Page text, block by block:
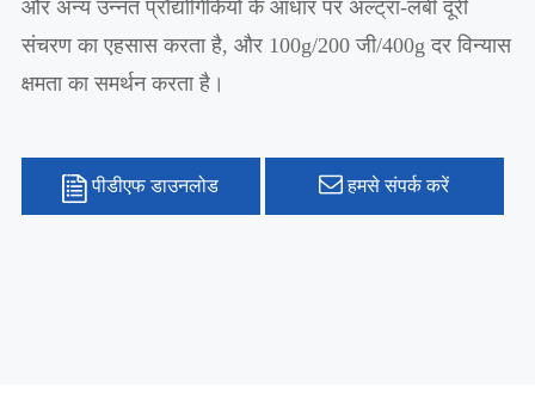
और अन्य उन्नत प्रौद्योगिकियों के आधार पर अल्ट्रा-लंबी दूरी
संचरण का एहसास करता है, और 100g/200 जी/400g दर विन्यास
क्षमता का समर्थन करता है।
पीडीएफ डाउनलोड हमसे संपर्क करें